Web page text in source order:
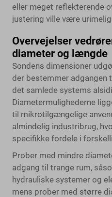
eller meget reflekterende
justering ville være
Overvejelser
diameter og længde
Sondens dimensioner
der bestemmer adgangen
det samlede systems
Diametermulighederne
til mikrotilgængelige
almindelig industribrug,
specifikke fordele i
Prober med mindre
adgang til trange rum,
hydrauliske systemer og
mens prober med større